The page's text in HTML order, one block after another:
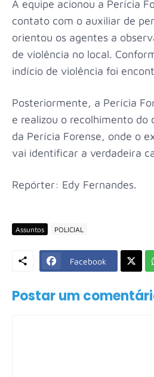
A equipe acionou a Perícia
contato com o auxiliar de
orientou os agentes a
de violência no local.
indício de violência foi
Posteriormente, a Perícia
e realizou o recolhimento do
da Perícia Forense, onde o
vai identificar a verdadeira
Repórter: Edy Fernandes.
Assuntos POLICIAL
Facebook
Postar um